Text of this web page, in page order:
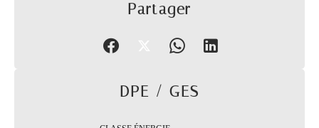
Partager
DPE / GES